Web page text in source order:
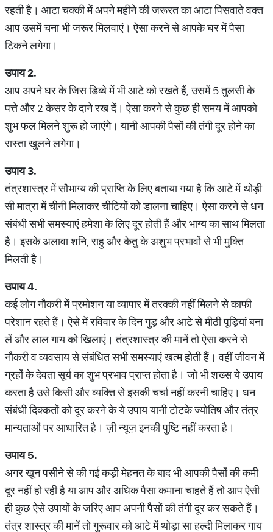
रहती है। आटा चक्की में अपने महीने की जरूरत का आटा पिसवाते वक्त
आप उसमें चना भी जरूर मिलवाएं। ऐसा करने से आपके घर में पैसा
टिकने लगेगा।
उपाय2.
आप अपने घर के जिस डिब्बे में भी आटे को रखते हैं, उसमें 5 तुलसी के
पत्ते और 2 केसर के दाने रख दें। ऐसा करने से कुछ ही समय में आपको
शुभ फल मिलने शुरू हो जाएंगे। यानी आपकी पैसों की तंगी दूर होने का
रास्ता खुलने लगेगा।
उपाय3.
तंत्रशास्त्र में सौभाग्य की प्राप्ति के लिए बताया गया है कि आटे में थोड़ी
सी मात्रा में चीनी मिलाकर चीटियों को डालना चाहिए। ऐसा करने से धन
संबंधी सभी समस्याएं हमेशा के लिए दूर होती हैं और भाग्य का साथ मिलता
है। इसके अलावा शनि, राहु और केतु के अशुभ प्रभावों से भी मुक्ति
मिलती है।
उपाय4.
कई लोग नौकरी में प्रमोशन या व्यापार में तरक्की नहीं मिलने से काफी
परेशान रहते हैं। ऐसे में रविवार के दिन गुड़ और आटे से मीठी पूड़ियां बना
लें और लाल गाय को खिलाएं। तंत्रशास्त्र की मानें तो ऐसा करने से
नौकरी व व्यवसाय से संबंधित सभी समस्याएं खत्म होती हैं। वहीं जीवन में
ग्रहों के देवता सूर्य का शुभ प्रभाव प्राप्त होता है। जो भी शख्स ये उपाय
करता है उसे किसी और व्यक्ति से इसकी चर्चा नहीं करनी चाहिए। धन
संबंधी दिक्कतों को दूर करने के ये उपाय यानी टोटके ज्योतिष और तंत्र
मान्यताओं पर आधारित है। ज़ी न्यूज़ इनकी पुष्टि नहीं करता है।
उपाय5.
अगर खून पसीने से की गई कड़ी मेहनत के बाद भी आपकी पैसों की कमी
दूर नहीं हो रही है या आप और अधिक पैसा कमाना चाहते हैं तो आप ऐसी
ही कुछ ऐसे उपायों के जरिए आप अपनी पैसों की तंगी दूर कर सकते हैं।
तंत्र शास्त्र की मानें तो गुरूवार को आटे में थोड़ा सा हल्दी मिलाकर गाय